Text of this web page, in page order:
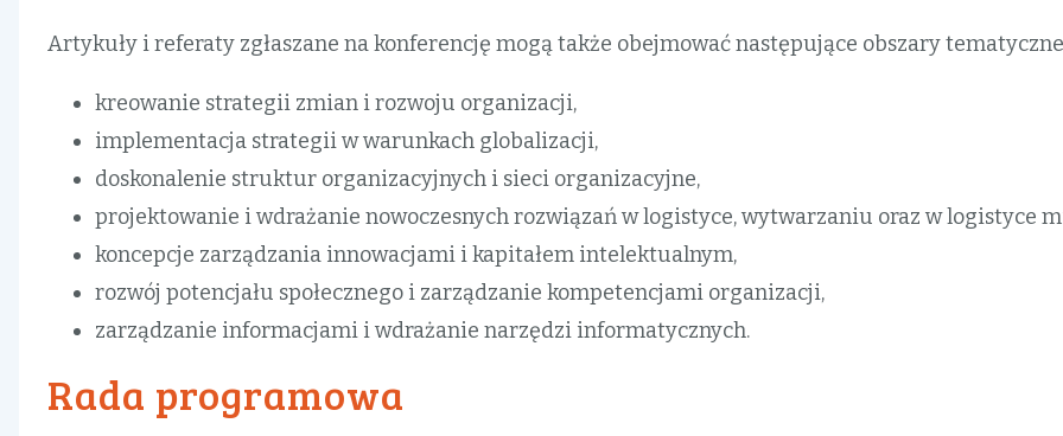
Artykuły i referaty zgłaszane na konferencję mogą także obejmować następujące obszary
kreowanie strategii zmian i rozwoju organizacji,
implementacja strategii w warunkach globalizacji,
doskonalenie struktur organizacyjnych i sieci organizacyjne,
projektowanie i wdrażanie nowoczesnych rozwiązań w logistyce, wytwarzaniu oraz w logistyce
koncepcje zarządzania innowacjami i kapitałem intelektualnym,
rozwój potencjału społecznego i zarządzanie kompetencjami organizacji,
zarządzanie informacjami i wdrażanie narzędzi informatycznych.
Rada programowa